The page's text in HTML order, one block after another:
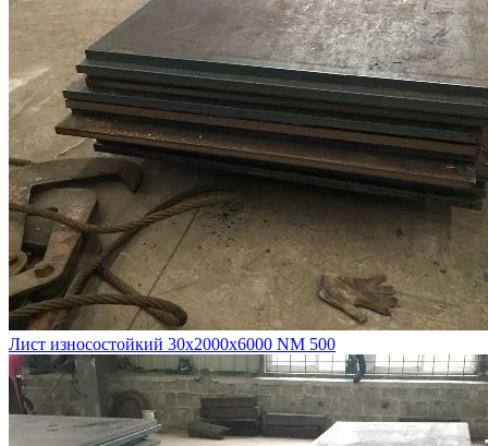
Лист износостойкий 30х2000х6000 NM 500